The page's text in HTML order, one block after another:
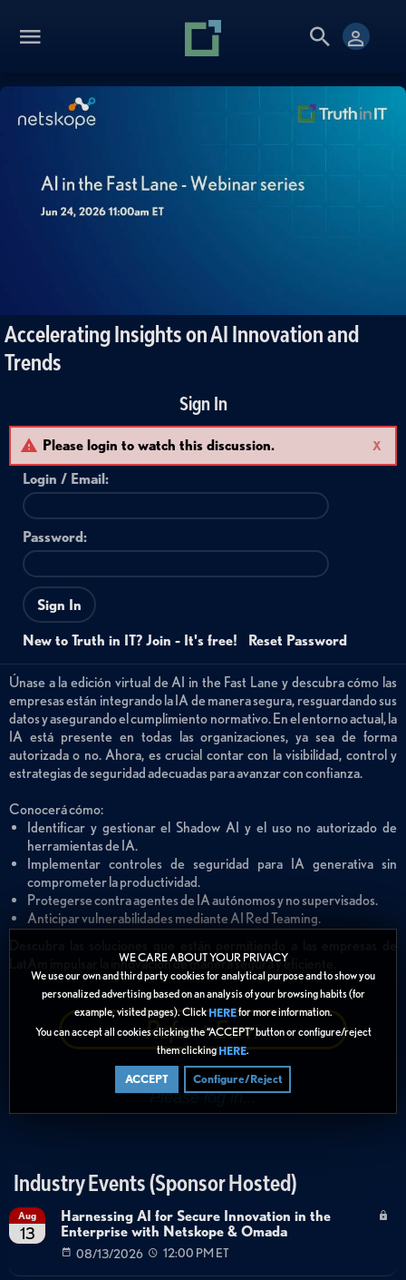
WE CARE ABOUT YOUR PRIVACY
We use our own and third party cookies for analytical purpose and to show you
personalized advertising based on an analysis of your browsing habits (for
example, visited pages). Click HEREfor more information.
You can accept all cookies clicking the “ACCEPT” button or configure/reject
them clicking HERE.
ACCEPT Configure/Reject
Accelerating Insights on AI Innovation and
Trends
Sign In
X
Please login to watch this discussion.
Login / Email :
Password:
Sign In
New to Truth in IT? Join - It's free! Reset Password
Únase a la edición virtual de AI in the Fast Lane y descubra cómo las
empresas están integrando la IA de manera segura, resguardando sus
datos y asegurando el cumplimiento normativo. En el entorno actual, la
IA está presente en todas las organizaciones, ya sea de forma
autorizada o no. Ahora, es crucial contar con la visibilidad, control y
estrategias de seguridad adecuadas para avanzar con confianza.
Conocerá cómo:
Identificar y gestionar el Shadow AI y el uso no autorizado de
herramientas de IA.
Implementar controles de seguridad para IA generativa sin
comprometer la productividad.
Protegerse contra agentes de IA autónomos y no supervisados.
Anticipar vulnerabilidades mediante AI Red Teaming.
LatAm impulsar la innovación de manera segura y eficiente.
Refer + Earn
Industry Events (Sponsor Hosted)
Aug
13
Harnessing AI for Secure Innovation in the
Enterprise with Netskope & Omada
08/13/2026 12:00 PM ET